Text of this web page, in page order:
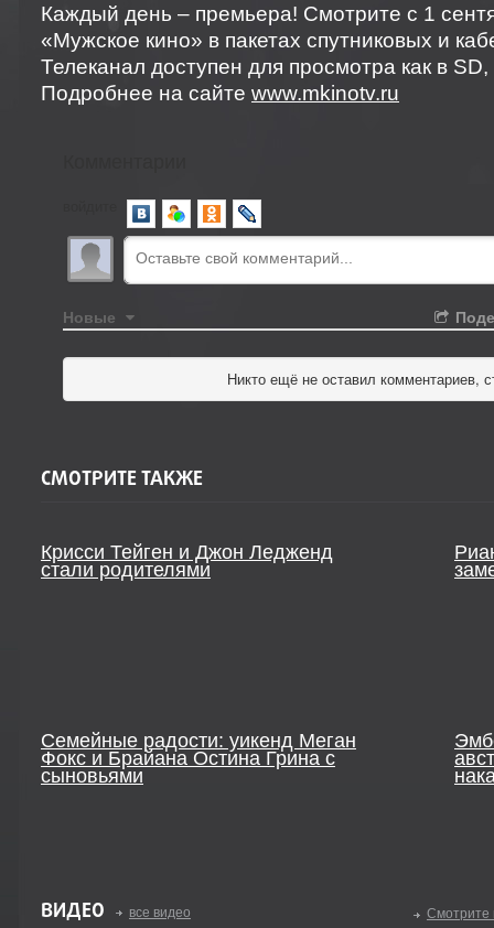
Каждый день – премьера! Смотрите с 1
«Мужское кино» в пакетах спутниковых и
Телеканал доступен для просмотра как в SD,
Подробнее на сайте www.mkinotv.ru
Новые
Никто ещё не оставил комментариев,
СМОТРИТЕ ТАКЖЕ
Крисси Тейген и Джон Ледженд
стали родителями
Семейные радости: уикенд Меган
Фокс и Брайана Остина Грина с
сыновьями
ВИДЕО Смотрите
все видео